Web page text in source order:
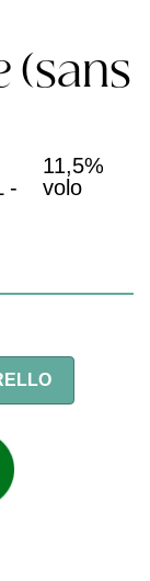
(sans
-
11,5%
volo